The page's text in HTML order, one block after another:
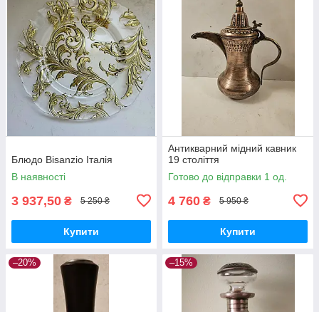
Блюдо Bisanzio Італія
В наявності
3 937,50 ₴ 5 250 ₴
Купити
Антикварний мідний кавник
19 століття
Готово до відправки 1 од.
4 760 ₴ 5 950 ₴
Купити
–20% –15%